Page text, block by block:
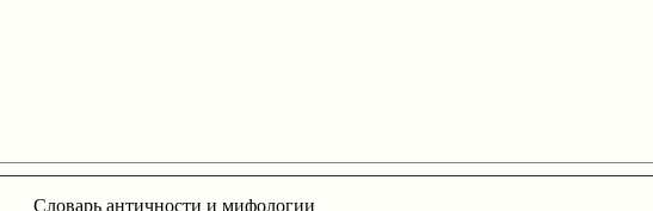
Словарь античности и мифологии